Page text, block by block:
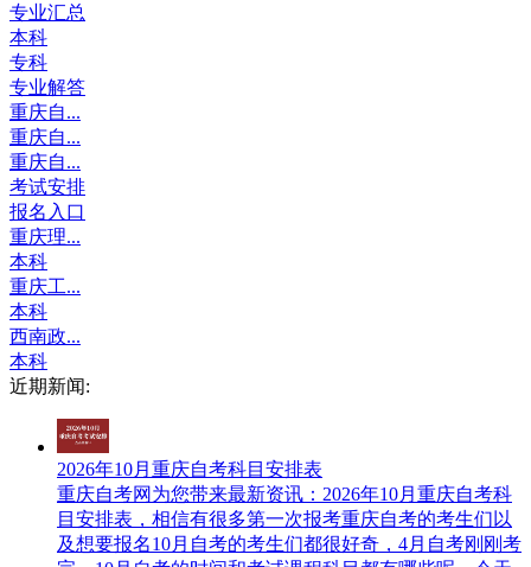
专业汇总
本科
专科
专业解答
重庆自...
重庆自...
重庆自...
考试安排
报名入口
重庆理...
本科
重庆工...
本科
西南政...
本科
近期新闻:
2026年10月重庆自考科目安排表
重庆自考网​为您带来最新资讯：2026年10月重庆自考科
目安排表，相信有很多第一次报考重庆自考的考生们以
及想要报名10月自考的考生们都很好奇，4月自考刚刚考